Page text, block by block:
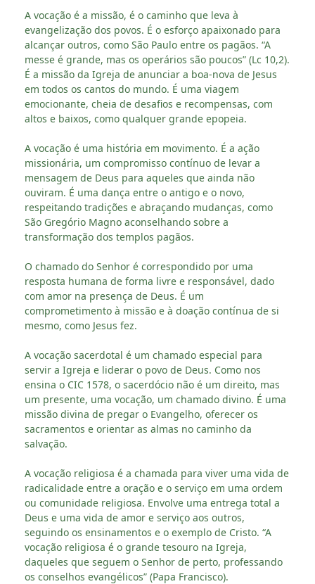
A vocação é a missão, é o caminho que leva à
evangelização dos povos. É o esforço apaixonado para
alcançar outros, como São Paulo entre os pagãos. “A
messe é grande, mas os operários são poucos” (Lc 10,2).
É a missão da Igreja de anunciar a boa-nova de Jesus
em todos os cantos do mundo. É uma viagem
emocionante, cheia de desafios e recompensas, com
altos e baixos, como qualquer grande epopeia.
A vocação é uma história em movimento. É a ação
missionária, um compromisso contínuo de levar a
mensagem de Deus para aqueles que ainda não
ouviram. É uma dança entre o antigo e o novo,
respeitando tradições e abraçando mudanças, como
São Gregório Magno aconselhando sobre a
transformação dos templos pagãos.
O chamado do Senhor é correspondido por uma
resposta humana de forma livre e responsável, dado
com amor na presença de Deus. É um
comprometimento à missão e à doação contínua de si
mesmo, como Jesus fez.
A vocação sacerdotal é um chamado especial para
servir a Igreja e liderar o povo de Deus. Como nos
ensina o CIC 1578, o sacerdócio não é um direito, mas
um presente, uma vocação, um chamado divino. É uma
missão divina de pregar o Evangelho, oferecer os
sacramentos e orientar as almas no caminho da
salvação.
A vocação religiosa é a chamada para viver uma vida de
radicalidade entre a oração e o serviço em uma ordem
ou comunidade religiosa. Envolve uma entrega total a
Deus e uma vida de amor e serviço aos outros,
seguindo os ensinamentos e o exemplo de Cristo. “A
vocação religiosa é o grande tesouro na Igreja,
daqueles que seguem o Senhor de perto, professando
os conselhos evangélicos” (Papa Francisco).